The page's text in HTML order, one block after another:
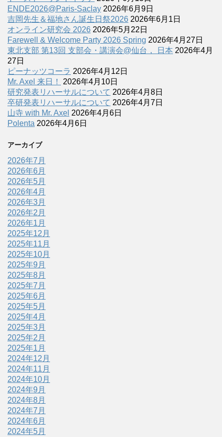
ENDE2026@Paris-Saclay 2026年6月9日
吉岡先生＆福地さん誕生日祭2026 2026年6月1日
オンライン研究会 2026 2026年5月22日
Farewell & Welcome Party 2026 Spring 2026年4月27日
東北支部 第13回 支部会・講演会@仙台， 日本 2026年4月
27日
ピーナッツコーラ 2026年4月12日
Mr. Axel 来日！
2026年4月10日
研究発表リハーサルについて 2026年4月8日
卒研発表リハーサルについて 2026年4月7日
山寺 with Mr. Axel 2026年4月6日
Polenta 2026年4月6日
アーカイブ
2026年7月
2026年6月
2026年5月
2026年4月
2026年3月
2026年2月
2026年1月
2025年12月
2025年11月
2025年10月
2025年9月
2025年8月
2025年7月
2025年6月
2025年5月
2025年4月
2025年3月
2025年2月
2025年1月
2024年12月
2024年11月
2024年10月
2024年9月
2024年8月
2024年7月
2024年6月
2024年5月